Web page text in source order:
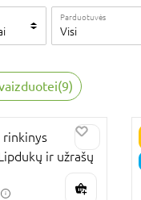
Parduotuvės
Visi
(9)
rinkinys
ir užrašų
230981